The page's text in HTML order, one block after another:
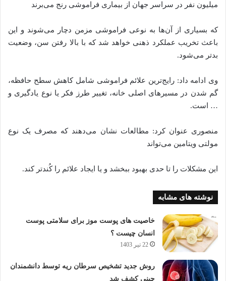
میلیون نفر در سراسر جهان از بیماری فراموشی رنج می‌برند
که بسیاری از آن‌ها به نوعی فراموشی مزمن دچار می‌شوند و این
باعث تخریب عملکرد ذهنی خواهد شد که با بالا رفتن سن، وضعیت
بدتر می‌شود.
وی ادامه داد: رایج‌ترین علائم فراموشی شامل کاهش سطح حافظه،
گم شدن در مسیر‌های اصلی خانه، تغییر طرز فکر یا نوع یادگیری و
… است.
منصوری عنوان کرد: مطالعات نشان می‌دهند که مصرف یک نوع
مولتی ویتامین می‌تواند
این مشکلات را تا حدی بهبود ببخشد و یا ایجاد علائم را کُندتر کند.
نوشته های مشابه
خاصیت های پوست موز برای سلامتی پوست
انسان چیست ؟
22 تیر 1403
روش جدید تشخیص سرطان ریه توسط دانشمندان
چینی کشف شد